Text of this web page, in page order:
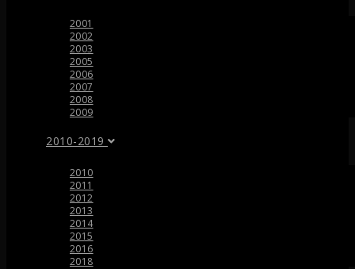
2001
2002
2003
2005
2006
2007
2008
2009
2010-2019
2010
2011
2012
2013
2014
2015
2016
2018